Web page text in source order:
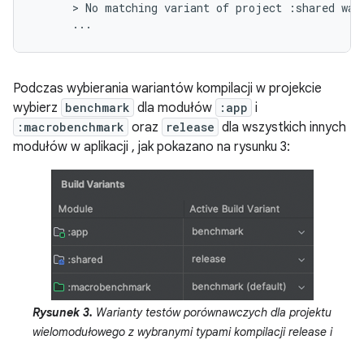
> No matching variant of project :shared was
Podczas wybierania wariantów kompilacji w projekcie
wybierz benchmark dla modułów :app i
:macrobenchmark oraz release dla wszystkich innych
modułów w aplikacji , jak pokazano na rysunku 3:
Rysunek 3. Warianty testów porównawczych dla projektu
wielomodułowego z wybranymi typami kompilacji release i